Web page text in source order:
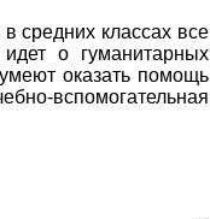
средних классах все
о гуманитарных
оказать помощь
вспомогательная